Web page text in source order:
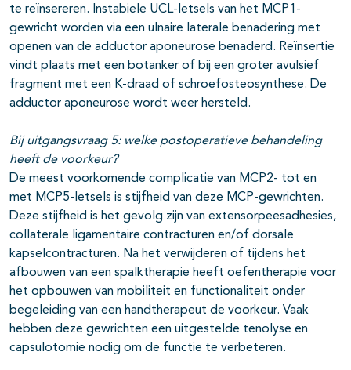
te reïnsereren. Instabiele UCL-letsels van het MCP1-
gewricht worden via een ulnaire laterale benadering met
openen van de adductor aponeurose benaderd. Reïnsertie
vindt plaats met een botanker of bij een groter avulsief
fragment met een K-draad of schroefosteosynthese. De
adductor aponeurose wordt weer hersteld.
Bij uitgangsvraag 5:welke postoperatieve behandeling
heeft de voorkeur?
De meest voorkomende complicatie van MCP2- tot en
met MCP5-letsels is stijfheid van deze MCP-gewrichten.
Deze stijfheid is het gevolg zijn van extensorpeesadhesies,
collaterale ligamentaire contracturen en/of dorsale
kapselcontracturen. Na het verwijderen of tijdens het
afbouwen van een spalktherapie heeft oefentherapie voor
het opbouwen van mobiliteit en functionaliteit onder
begeleiding van een handtherapeut de voorkeur. Vaak
hebben deze gewrichten een uitgestelde tenolyse en
capsulotomie nodig om de functie te verbeteren.